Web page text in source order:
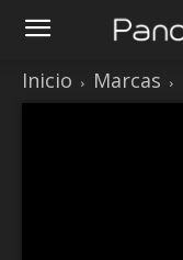
Inicio Marcas